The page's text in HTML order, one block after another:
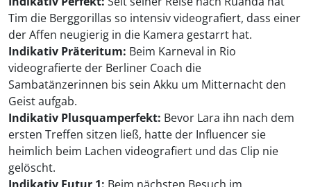
Tim die Berggorillas so intensiv videografiert, dass einer
der Affen neugierig in die Kamera gestarrt hat.
Indikativ Präteritum: Beim Karneval in Rio
videografierte der Berliner Coach die
Sambatänzerinnen bis sein Akku um Mitternacht den
Geist aufgab.
Indikativ Plusquamperfekt: Bevor Lara ihn nach dem
ersten Treffen sitzen ließ, hatte der Influencer sie
heimlich beim Lachen videografiert und das Clip nie
gelöscht.